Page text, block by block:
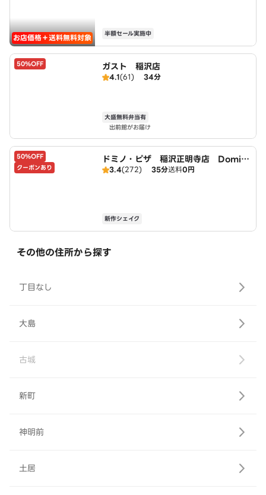
お店価格＋送料無料対象 半額セール実施中
50%OFF ガスト 稲沢店
4.1(61) 34分
大盛無料弁当有
出前館がお届け
50%OFF
クーポンあり
ドミノ・ピザ 稲沢正明寺店 Domin
o's3.4(272) 35分送料0円
新作シェイク
その他の住所から探す
丁目なし
大島
古城
新町
神明前
土居